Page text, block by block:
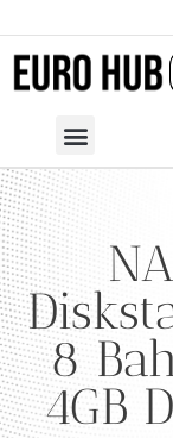
8
4GB